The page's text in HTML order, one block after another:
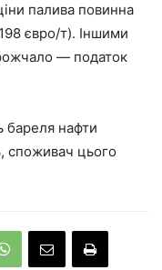
палива повинна
євро/т). Іншими
— податок
бареля нафти
споживач цього